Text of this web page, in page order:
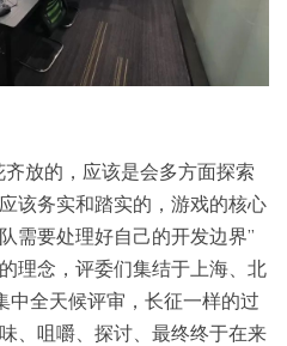
放的，应该是会多方面探索
该务实和踏实的，游戏的核心
需要处理好自己的开发边界”
理念，评委们集结于上海、北
全天候评审，长征一样的过
、咀嚼、探讨、最终终于在来